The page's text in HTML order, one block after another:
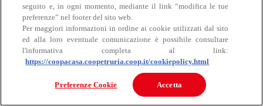
Bovino
seguito e, in ogni momento, mediante il link “modifica le tue
preferenze” nel footer del sito web.
Per maggiori informazioni in ordine ai cookie utilizzati dal sito
ed alla loro eventuale comunicazione è possibile consultare
l'informativa completa al link:
https://coopacasa.coopetruria.coop.it/cookiepolicy.html
Preferenze Cookie Accetta